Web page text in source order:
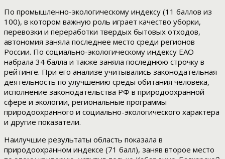
По промышленно-экологическому индексу (11 баллов из
100), в котором важную роль играет качество уборки,
перевозки и переработки твердых бытовых отходов,
автономия заняла последнее место среди регионов
России. По социально-экологическому индексу ЕАО
набрала 34 балла и также заняла последнюю строчку в
рейтинге. При его анализе учитывались законодательная
деятельность по улучшению среды обитания человека,
исполнение законодательства РФ в природоохранной
сфере и экологии, региональные программы
природоохранного и социально-экологического характера
и другие показатели.
Наилучшие результаты область показала в
природоохранном индексе (71 балл), заняв второе место